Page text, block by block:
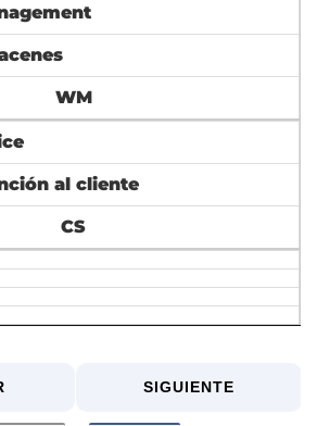
WM
al cliente
CS
SIGUIENTE